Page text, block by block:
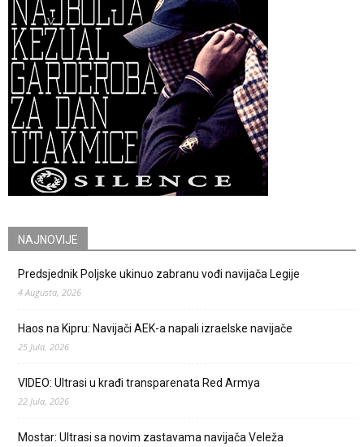
NAJNOVIJE
Predsjednik Poljske ukinuo zabranu vođi navijača Legije
4 Augusta, 2026
Haos na Kipru: Navijači AEK-a napali izraelske navijače
25 Jula, 2026
VIDEO: Ultrasi u krađi transparenata Red Armya
22 Jula, 2026
Mostar: Ultrasi sa novim zastavama navijača Veleža